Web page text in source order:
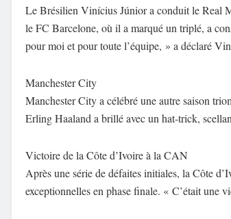
Le Brésilien Vinícius Júnior a conduit le Real
le FC Barcelone, où il a marqué un triplé, a
pour moi et pour toute l’équipe, » a déclaré
Manchester City
Manchester City a célébré une autre saison
Erling Haaland a brillé avec un hat-trick,
Victoire de la Côte d’Ivoire à la CAN
Après une série de défaites initiales, la Côte
exceptionnelles en phase finale. « C’était une